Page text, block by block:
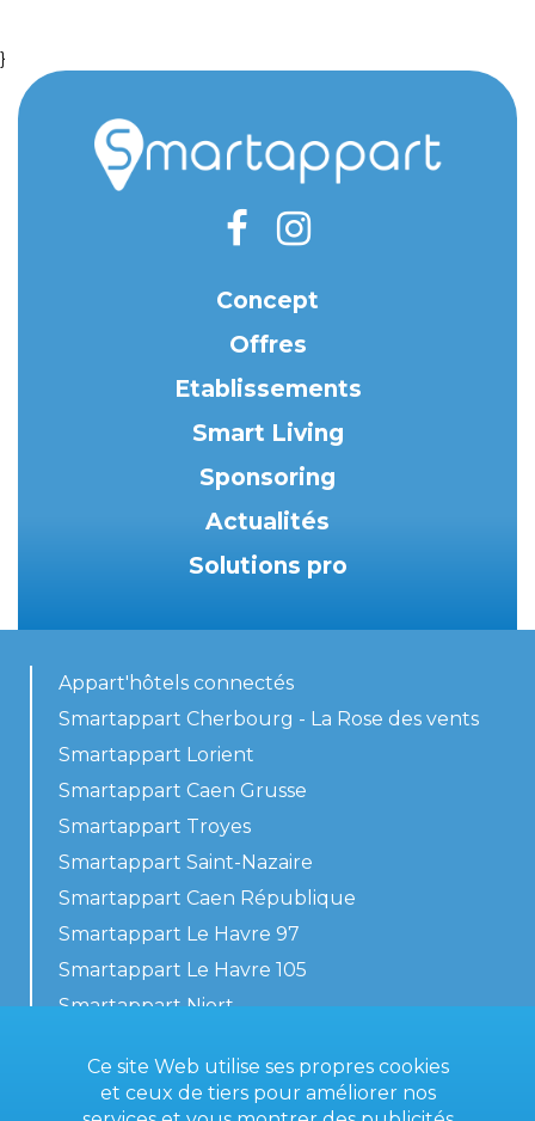
}
Concept
Offres
Etablissements
Smart Living
Sponsoring
Actualités
Solutions pro
Appart'hôtels connectés
Smartappart Cherbourg - La Rose des vents
Smartappart Lorient
Smartappart Caen Grusse
Smartappart Troyes
Smartappart Saint-Nazaire
Smartappart Caen République
Smartappart Le Havre 97
Smartappart Le Havre 105
Smartappart Niort
Ce site Web utilise ses propres cookies
et ceux de tiers pour améliorer nos